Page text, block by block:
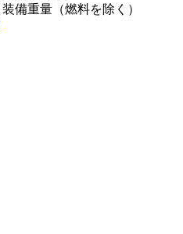
装備重量（燃料を除く）